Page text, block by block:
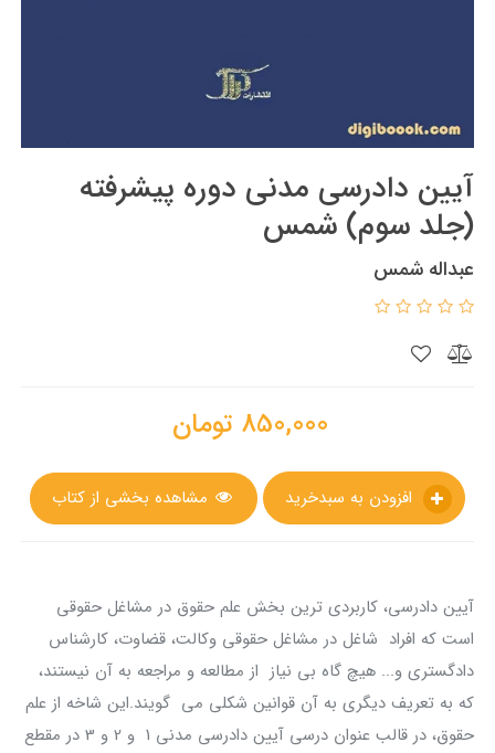
آيين دادرسي مدني دوره پیشرفته
(جلد سوم) شمس
عبداله شمس
850,000 تومان
مشاهده بخشی از کتاب
آیین دادرسی، کاربردی ترین بخش علم حقوق در مشاغل حقوقی
است که افراد شاغل در مشاغل حقوقی وکالت، قضاوت، کارشناس
دادگستری و... هیچ گاه بی نیاز از مطالعه و مراجعه به آن نیستند،
که به تعریف دیگری به آن قوانین شکلی می گویند.این شاخه از علم
حقوق، در قالب عنوان درسی آیین دادرسی مدنی 1 و 2 و 3 در مقطع